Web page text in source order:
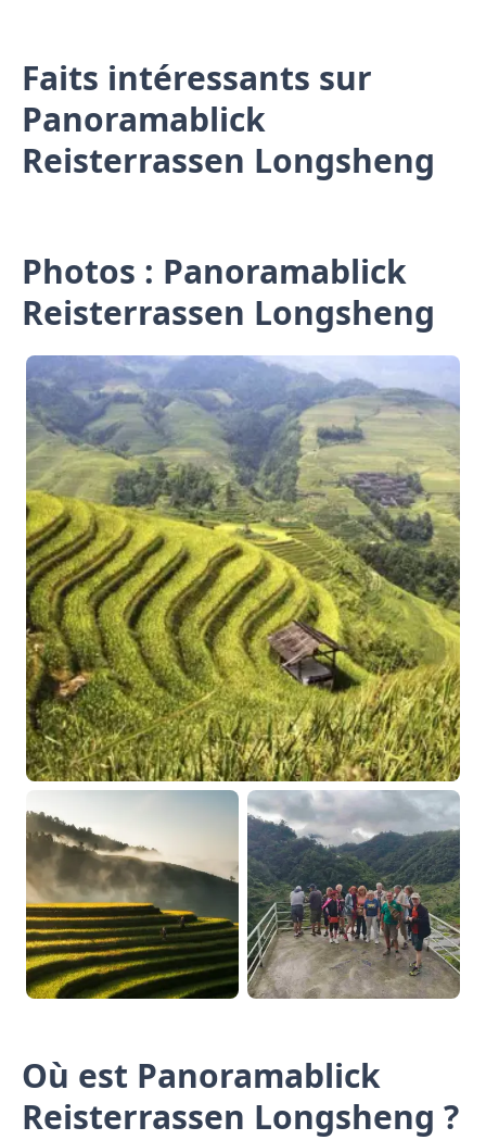
Faits intéressants sur
Panoramablick
Reisterrassen Longsheng
Photos : Panoramablick
Reisterrassen Longsheng
Où est Panoramablick
Reisterrassen Longsheng ?